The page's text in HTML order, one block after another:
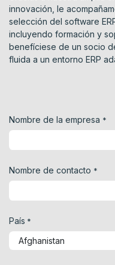
innovación, le
selección del software
incluyendo formación y
benefíciese de un socio
fluida a un entorno ERP
Nombre de la empresa *
Nombre de contacto *
País *